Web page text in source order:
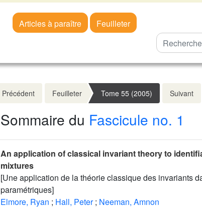
Articles à paraître
Feuilleter
Précédent Feuilleter Tome 55 (2005) Suivant
Sommaire du Fascicule no. 1
An application of classical invariant theory to
mixtures
[Une application de la théorie classique des invariants
paramétriques]
Elmore, Ryan ; Hall, Peter ; Neeman, Amnon